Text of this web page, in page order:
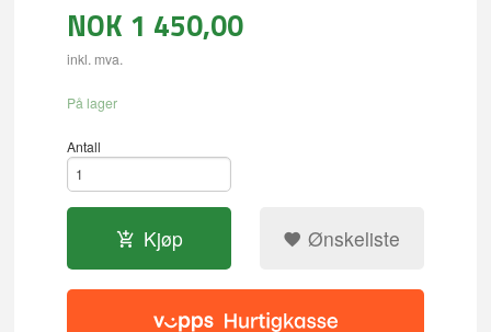
NOK 1 450,00
inkl. mva.
På lager
Antall
Kjøp Ønskeliste